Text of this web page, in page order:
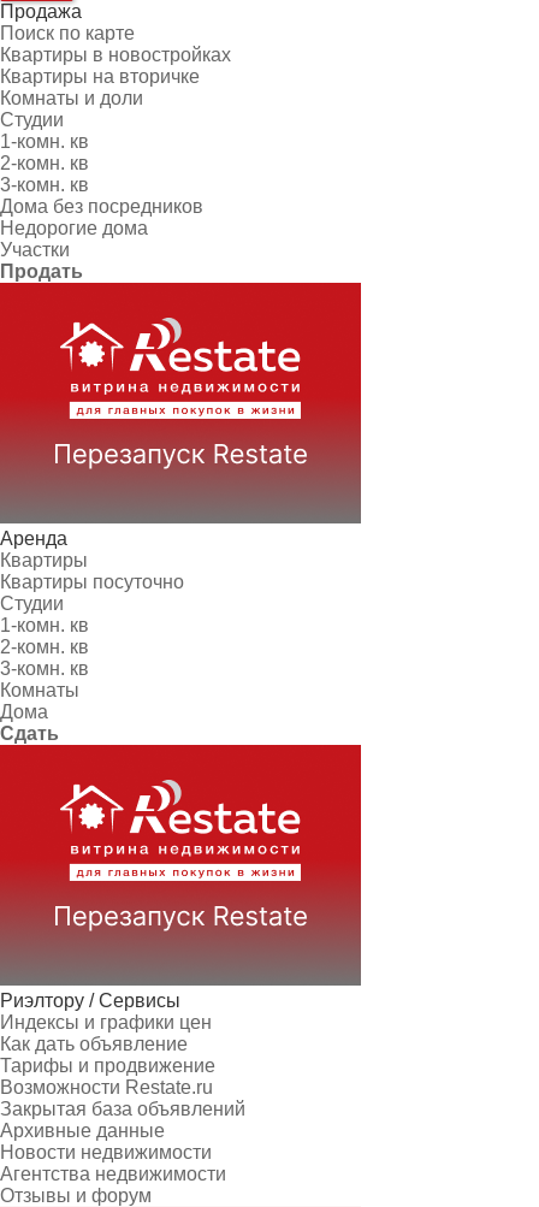
Продажа
Поиск по карте
Квартиры в новостройках
Квартиры на вторичке
Комнаты и доли
Студии
1-комн. кв
2-комн. кв
3-комн. кв
Дома без посредников
Недорогие дома
Участки
Продать
Аренда
Квартиры
Квартиры посуточно
Студии
1-комн. кв
2-комн. кв
3-комн. кв
Комнаты
Дома
Сдать
Риэлтору / Сервисы
Индексы и графики цен
Как дать объявление
Тарифы и продвижение
Возможности Restate.ru
Закрытая база объявлений
Архивные данные
Новости недвижимости
Агентства недвижимости
Отзывы и форум